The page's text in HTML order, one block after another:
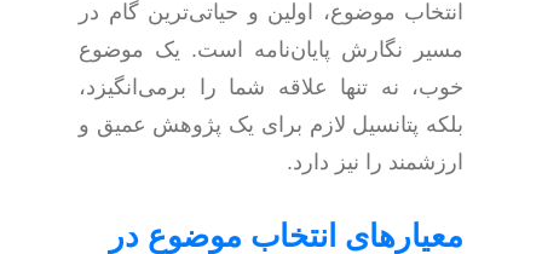
انتخاب موضوع، اولین و حیاتی‌ترین گام در
مسیر نگارش پایان‌نامه است. یک موضوع
خوب، نه تنها علاقه شما را برمی‌انگیزد،
بلکه پتانسیل لازم برای یک پژوهش عمیق و
ارزشمند را نیز دارد.
معیارهای انتخاب موضوع در